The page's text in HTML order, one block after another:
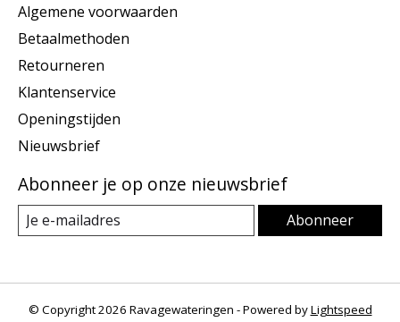
Algemene voorwaarden
Betaalmethoden
Retourneren
Klantenservice
Openingstijden
Nieuwsbrief
Abonneer je op onze nieuwsbrief
Abonneer
© Copyright 2026 Ravagewateringen - Powered byLightspeed